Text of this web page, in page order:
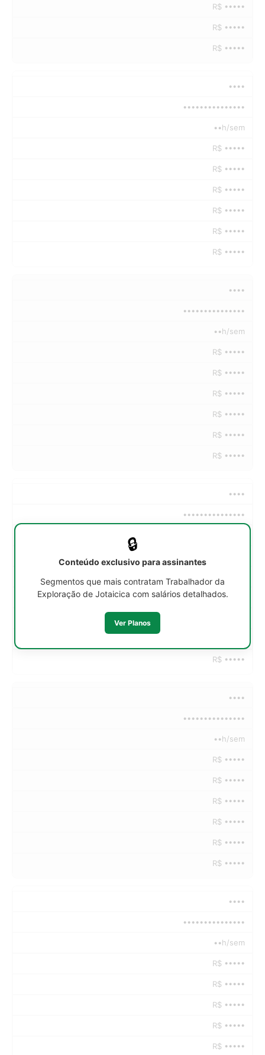
R$ •••••
R$ •••••
R$ •••••
••••
•••••••••••••••
••h/sem
R$ •••••
R$ •••••
R$ •••••
R$ •••••
R$ •••••
R$ •••••
••••
•••••••••••••••
••h/sem
R$ •••••
R$ •••••
R$ •••••
R$ •••••
R$ •••••
R$ •••••
••••
•••••••••••••••
R$ •••••
R$ •••••
R$ •••••
••••
•••••••••••••••
••h/sem
R$ •••••
R$ •••••
R$ •••••
R$ •••••
R$ •••••
R$ •••••
••••
•••••••••••••••
••h/sem
R$ •••••
R$ •••••
R$ •••••
R$ •••••
R$ •••••
🔒
Conteúdo exclusivo para assinantes
Segmentos que mais contratam Trabalhador da
Exploração de Jotaicica com salários detalhados.
Ver Planos